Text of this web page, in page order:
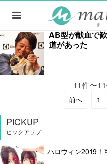
AB型が献血で
道があった
11件〜
前へ 1
PICKUP
ピックアップ
ハロウィン2019！